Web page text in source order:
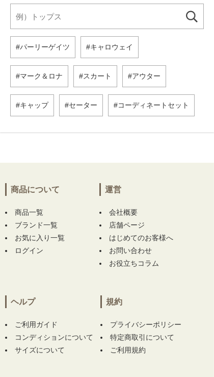
パーリーゲイツ キャロウェイ
マーク＆ロナ スカート アウター
キャップ セーター コーディネートセット
商品について
商品一覧
ブランド一覧
お気に入り一覧
ログイン
運営
会社概要
店舗ページ
はじめてのお客様へ
お問い合わせ
お役立ちコラム
ヘルプ
ご利用ガイド
コンディションについて
サイズについて
規約
プライバシーポリシー
特定商取引について
ご利用規約